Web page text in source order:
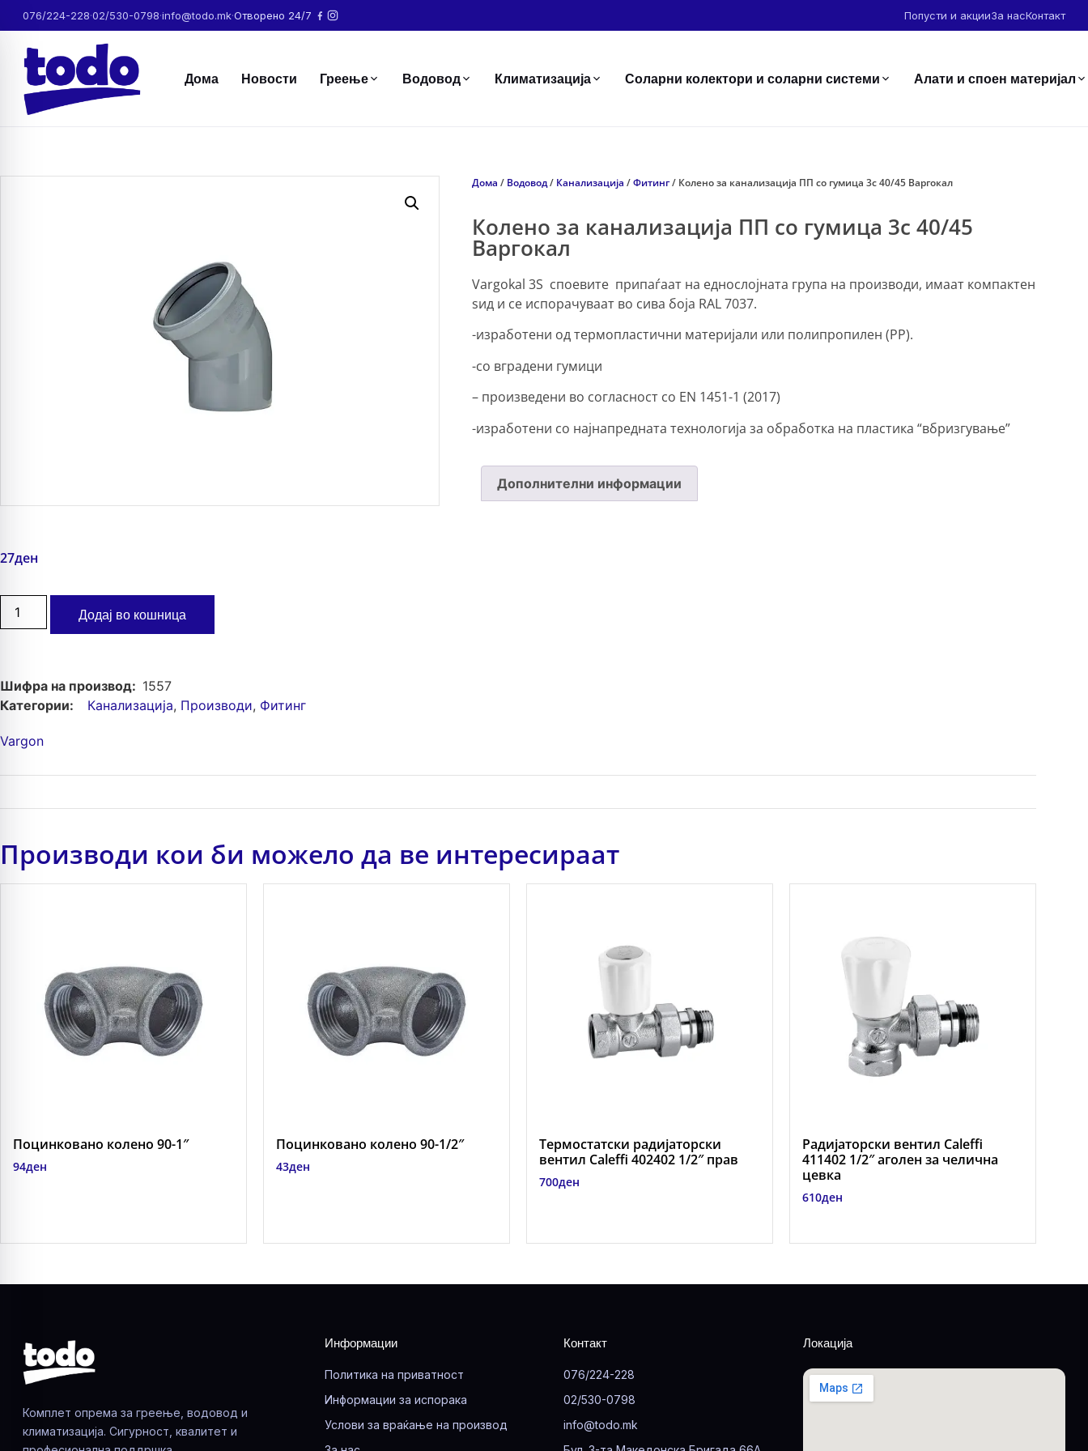
076/224-228·02/530-0798·info@todo.mk·Отворено 24/7 Попусти и акцииЗа насКонтакт
Дома Новости Греење Водовод Климатизација Соларни колектори и соларни системи Алати и споен материјал
27ден
Додај во кошница
Шифра на производ: 1557
Категории:
Канализација, Производи, Фитинг
Vargon
Дома / Водовод/ Канализација /Фитинг/ Колено за канализација ПП со гумица 3с 40/45 Варгокал
Колено за канализација ПП со гумица 3с 40/45
Варгокал
Vargokal 3S споевите припаѓаат на еднослојната група на производи, имаат компактен
ѕид и се испорачуваат во сива боја RAL 7037.
-изработени од термопластични материјали или полипропилен (PP).
-со вградени гумици
– произведени во согласност со EN 1451-1 (2017)
-изработени со најнапредната технологија за обработка на пластика “вбризгување”
Дополнителни информации
Производи кои би можело да ве интересираат
Поцинковано колено 90-1″
94ден
Поцинковано колено 90-1/2″
43ден
Термостатски радијаторски
вентил Caleffi 402402 1/2″ прав
700ден
Радијаторски вентил Caleffi
411402 1/2″ аголен за челична
цевка
610ден
Комплет опрема за греење, водовод и
климатизација. Сигурност, квалитет и
Информации
Политика на приватност
Информации за испорака
Услови за враќање на производ
Контакт
076/224-228
02/530-0798
info@todo.mk
Локација